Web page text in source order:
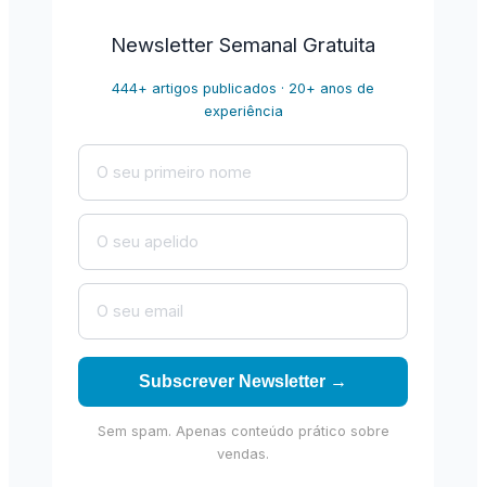
Newsletter Semanal Gratuita
444+ artigos publicados · 20+ anos de
experiência
Subscrever Newsletter →
Sem spam. Apenas conteúdo prático sobre
vendas.